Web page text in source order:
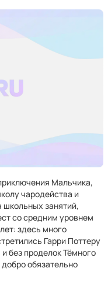
Мальчика,
чародейства и
школьных занятий,
со средним уровнем
здесь много
Гарри Поттеру
без проделок Тёмного
обязательно